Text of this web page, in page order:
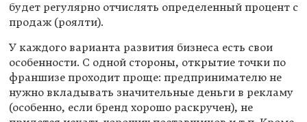
будет регулярно отчислять определенный процент с
продаж (роялти).
У каждого варианта развития бизнеса есть свои
особенности. С одной стороны, открытие точки по
франшизе проходит проще: предпринимателю не
нужно вкладывать значительные деньги в рекламу
(особенно, если бренд хорошо раскручен), не